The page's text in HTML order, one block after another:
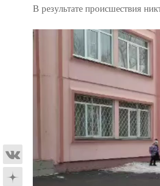
В результате происшествия